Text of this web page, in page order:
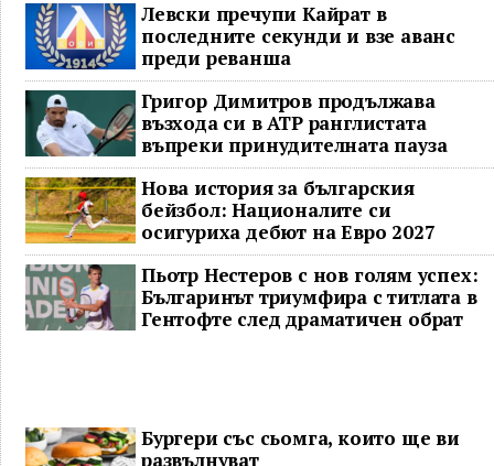
Левски пречупи Кайрат в
последните секунди и взе аванс
преди реванша
Григор Димитров продължава
възхода си в ATP ранглистата
въпреки принудителната пауза
Нова история за българския
бейзбол: Националите си
осигуриха дебют на Евро 2027
Пьотр Нестеров с нов голям успех:
Българинът триумфира с титлата в
Гентофте след драматичен обрат
Бургери със сьомга, които ще ви
развълнуват